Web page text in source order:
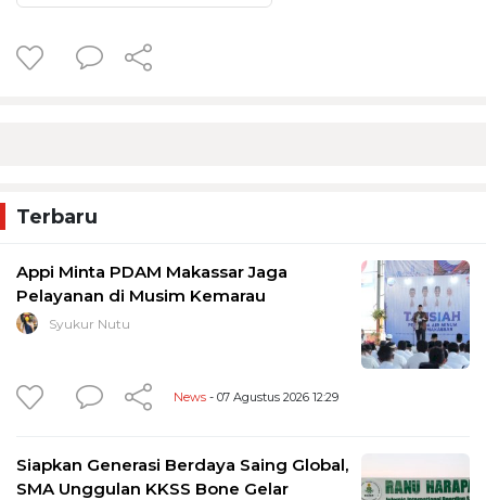
Terbaru
Appi Minta PDAM Makassar Jaga
Pelayanan di Musim Kemarau
Syukur Nutu
News - 07 Agustus 2026 12:29
Siapkan Generasi Berdaya Saing Global,
SMA Unggulan KKSS Bone Gelar